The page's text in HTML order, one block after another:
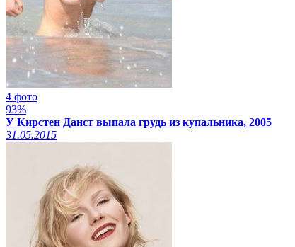
4 фото
93%
У Кирстен Данст выпала грудь из купальника, 2005
31.05.2015